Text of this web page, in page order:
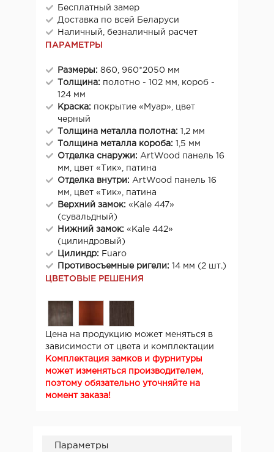
Бесплатный замер
Доставка по всей Беларуси
Наличный, безналичный расчет
ПАРАМЕТРЫ
Размеры: 860, 960*2050 мм
Толщина: полотно - 102 мм, короб -
124 мм
Краска: покрытие «Муар», цвет
черный
Толщина металла полотна: 1,2 мм
Толщина металла короба: 1,5 мм
Отделка снаружи: ArtWood панель 16
мм, цвет «Тик», патина
Отделка внутри: ArtWood панель 16
мм, цвет «Тик», патина
Верхний замок: «Kale 447»
(сувальдный)
Нижний замок: «Kale 442»
(цилиндровый)
Цилиндр: Fuaro
Противосъемные ригели: 14 мм (2 шт.)
ЦВЕТОВЫЕ РЕШЕНИЯ
Цена на продукцию может меняться в
зависимости от цвета и комплектации
Комплектация замков и фурнитуры
может изменяться производителем,
поэтому обязательно уточняйте на
момент заказа!
Параметры